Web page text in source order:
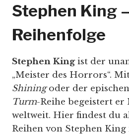
Stephen King
Reihenfolge
Stephen Kingist der
„Meister des Horrors“.
Shiningoder der epischen
Turm-Reihe begeistert
weltweit. Hier findest du
Reihen von Stephen